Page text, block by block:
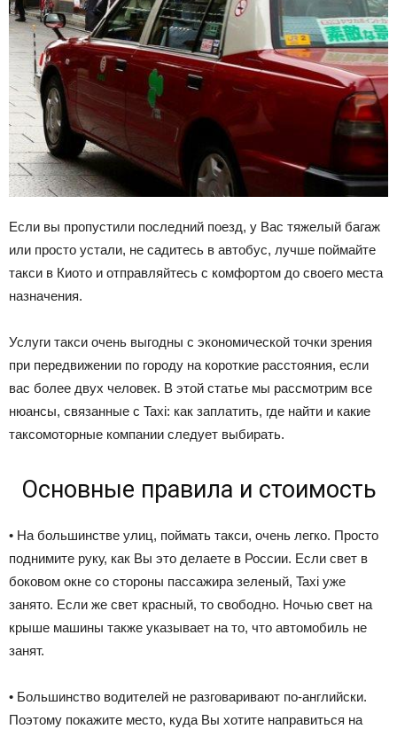
Если вы пропустили последний поезд, у Вас тяжелый багаж
или просто устали, не садитесь в автобус, лучше поймайте
такси в Киото и отправляйтесь с комфортом до своего места
назначения.
Услуги такси очень выгодны с экономической точки зрения
при передвижении по городу на короткие расстояния, если
вас более двух человек. В этой статье мы рассмотрим все
нюансы, связанные с Taxi: как заплатить, где найти и какие
таксомоторные компании следует выбирать.
Основные правила и стоимость
• На большинстве улиц, поймать такси, очень легко. Просто
поднимите руку, как Вы это делаете в России. Если свет в
боковом окне со стороны пассажира зеленый, Taxi уже
занято. Если же свет красный, то свободно. Ночью свет на
крыше машины также указывает на то, что автомобиль не
занят.
• Большинство водителей не разговаривают по-английски.
Поэтому покажите место, куда Вы хотите направиться на